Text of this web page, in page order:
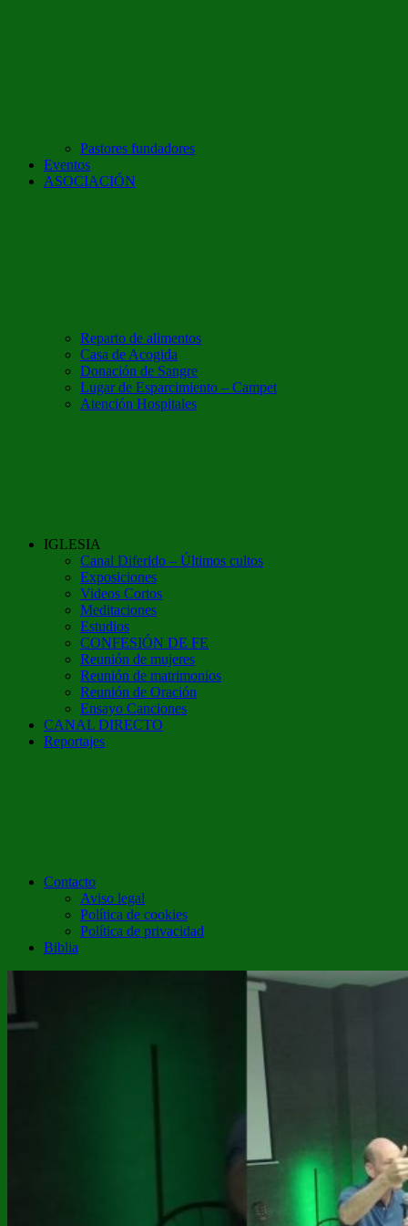
Pastores fundadores
Eventos
ASOCIACIÓN
Reparto de alimentos
Casa de Acogida
Donación de Sangre
Lugar de Esparcimiento – Campet
Atención Hospitales
IGLESIA
Canal Diferido – Últimos cultos
Exposiciones
Videos Cortos
Meditaciones
Estudios
CONFESIÓN DE FE
Reunión de mujeres
Reunión de matrimonios
Reunión de Oración
Ensayo Canciones
CANAL DIRECTO
Reportajes
Contacto
Aviso legal
Política de cookies
Política de privacidad
Biblia